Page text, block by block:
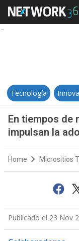
Tecnología
En tiempos de
impulsan la
Home Micrositios
Publicado el 23 Nov